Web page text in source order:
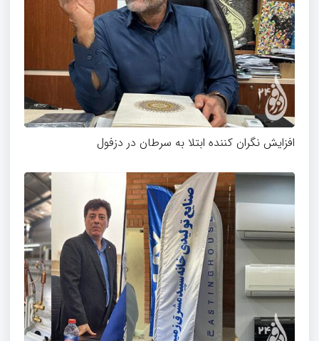
افزایش نگران کننده ابتلا به سرطان در دزفول